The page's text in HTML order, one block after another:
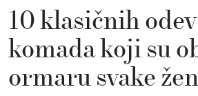
10 klasičnih
komada koji su
ormaru svake